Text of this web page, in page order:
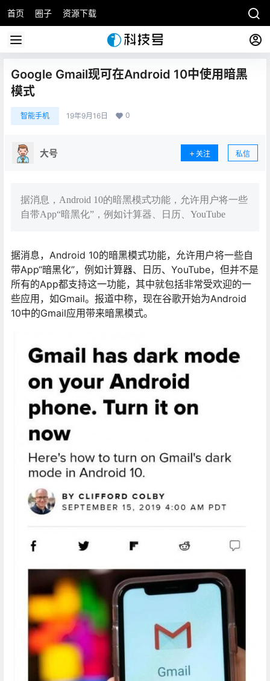
首页 圈子 资源下载
Google Gmail现可在Android 10中使用暗黑
模式
智能手机 19年9月16日 0
大号 关注 私信
据消息，Android 10的暗黑模式功能，允许用户将一些
自带App“暗黑化”，例如计算器、日历、YouTube
据消息，Android 10的暗黑模式功能，允许用户将一些自
带App“暗黑化”，例如计算器、日历、YouTube，但并不是
所有的App都支持这一功能，其中就包括非常受欢迎的一
些应用，如Gmail。报道中称，现在谷歌开始为Android
10中的Gmail应用带来暗黑模式。